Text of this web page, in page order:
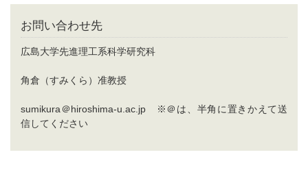
お問い合わせ先
広島大学先進理工系科学研究科
角倉（すみくら）准教授
sumikura＠hiroshima-u.ac.jp ※＠は、半角に置きかえて送
信してください